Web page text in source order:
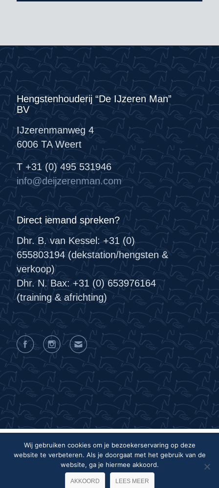
Hengstenhouderij “De IJzeren Man”
BV
IJzerenmanweg 4
6006 TA Weert
T +31 (0) 495 531946
info@deijzerenman.com
Direct iemand spreken?
Dhr. B. van Kessel: +31 (0)
655803194 (dekstation/hengsten &
verkoop)
Dhr. N. Bax: +31 (0) 653976164
(training & africhting)
Privacyverklaring
Algemene voorwaarden
Wij gebruiken cookies om je bezoekerservaring op deze
website te verbeteren. Als je doorgaat met het gebruik van de
website, ga je hiermee akkoord.
AKKOORD LEES MEER